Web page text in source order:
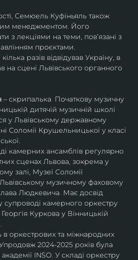
Семюель Куфіньяль також
менеджментом. Його
з лекціями на теми, пов’язані з
проєктами.
разів відвідував Україну, в
на сцені Львівського органного
– скрипалька. Початкову музичну
дитячій музичній школі
у Львівському державному
Соломії Крушельницької у класі
камерних ансамблів регулярно
сценах Львова, зокрема у
залі, Музеї Соломії
музичному фаховому
Людкевича. Має досвід
супроводі камерного оркестру
Куркова у Вінницькій
в оркестрових та міжнародних
2024-2025 років була
INSO. У складі оркестру